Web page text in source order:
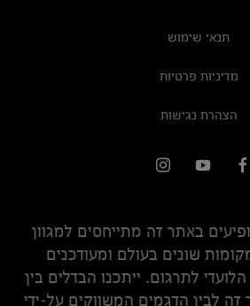
תנאי שימוש
מדיניות פרטיות
הצהרת נגישות
באתר זה מתייחסים למגוון
שונים בעולם ומעודכנים
לתרגום. ייתכנו הבדלים בין
לבין הדגמים המשווקים על-ידי